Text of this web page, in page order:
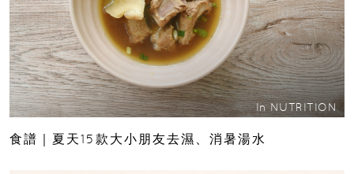
In NUTRITION
食譜｜夏天15款大小朋友去濕、消暑湯水